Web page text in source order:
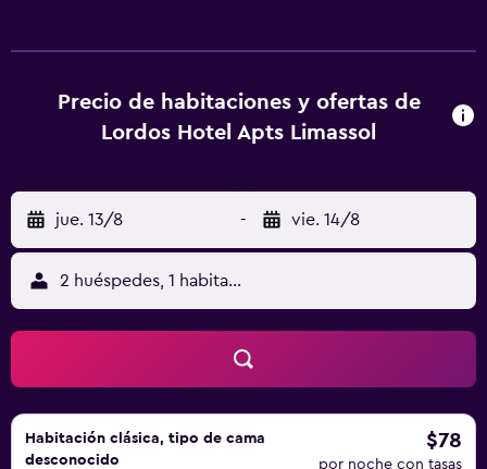
ofrece 23 alojamientos con caja fuerte y cafetera y tetera.
Las camas están vestidas con ropa de cama de alta
microondas y utensilios de cocina. Los baños están
equipados con ducha, artículos de higiene personal
gratuitos y secador de pelo. Este apartotel en Limassol
ofrece acceso a Internet por cable y wifi gratis. Los
servicios para las personas de negocios incluyen
escritorio y teléfono. Se ofrece servicio de limpieza solo
entre semana. Se pueden practicar las actividades de ocio
y esparcimiento que se indican más abajo en las
instalaciones o cerca del alojamiento (es posible que se
aplique un recargo).
Precio de habitaciones y ofertas de
Lordos Hotel Apts Limassol
jue. 13/8 - vie. 14/8
2 huéspedes, 1 habitación
Habitación clásica, tipo de cama
desconocido
$78
por noche con tasas